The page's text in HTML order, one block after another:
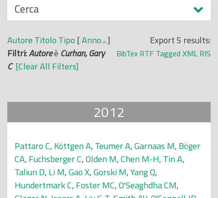
N
a
s
c
o
n
i
Cerca
Export 5 results:
BibTex RTF Tagged XML RIS
Autore Titolo Tipo [Anno ]
Filtri:Autoreè Curhan, Gary
C [Clear All Filters]
2012
Pattaro C, Köttgen A, Teumer A,Garnaas M, Böger
CA, Fuchsberger C,Olden M,Chen M-H, Tin A,
Taliun D, Li M,Gao X,Gorski M,Yang Q,
Hundertmark C, Foster MC,O'Seaghdha CM,